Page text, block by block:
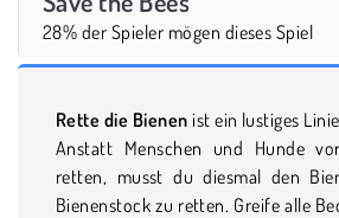
28% der Spieler mögen dieses Spiel
Rette die Bienen ist ein lustiges
Anstatt Menschen und Hunde
retten, musst du diesmal den
Bienenstock zu retten. Greife alle